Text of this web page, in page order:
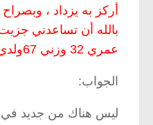
أركز به يزداد ،
بالله أن تساعدني
عمري 32 وزني 67ولدي خمسة أطفال، واتعالج من ارتجاع المريء دون جدوى!!
الجواب:
ليس هناك من جديد